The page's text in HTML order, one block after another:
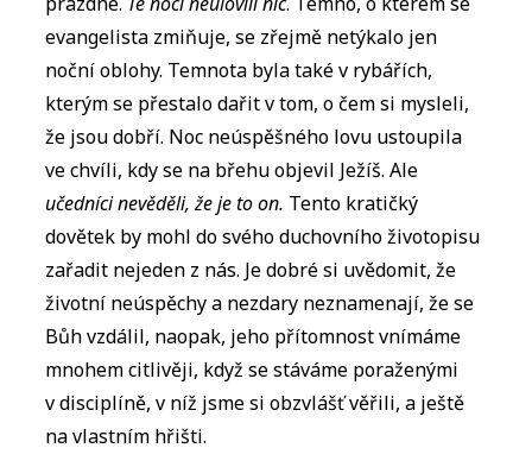
evangelista zmiňuje, se zřejmě netýkalo jen
noční oblohy. Temnota byla také v rybářích,
kterým se přestalo dařit v tom, o čem si mysleli,
že jsou dobří. Noc neúspěšného lovu ustoupila
ve chvíli, kdy se na břehu objevil Ježíš. Ale
učedníci nevěděli, že je to on. Tento kratičký
dovětek by mohl do svého duchovního životopisu
zařadit nejeden z nás. Je dobré si uvědomit, že
životní neúspěchy a nezdary neznamenají, že se
Bůh vzdálil, naopak, jeho přítomnost vnímáme
mnohem citlivěji, když se stáváme poraženými
v disciplíně, v níž jsme si obzvlášť věřili, a ještě
na vlastním hřišti.